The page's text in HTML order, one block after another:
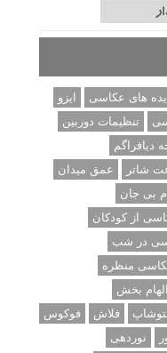
ایده های عکاسی
ایزو
تنظیمات دوربین
دیافراگم
شاتر
عمق میدان
بی جان
از کودکان
در شب
منظره
بخش
فلاش
فوکوس
نوردهی